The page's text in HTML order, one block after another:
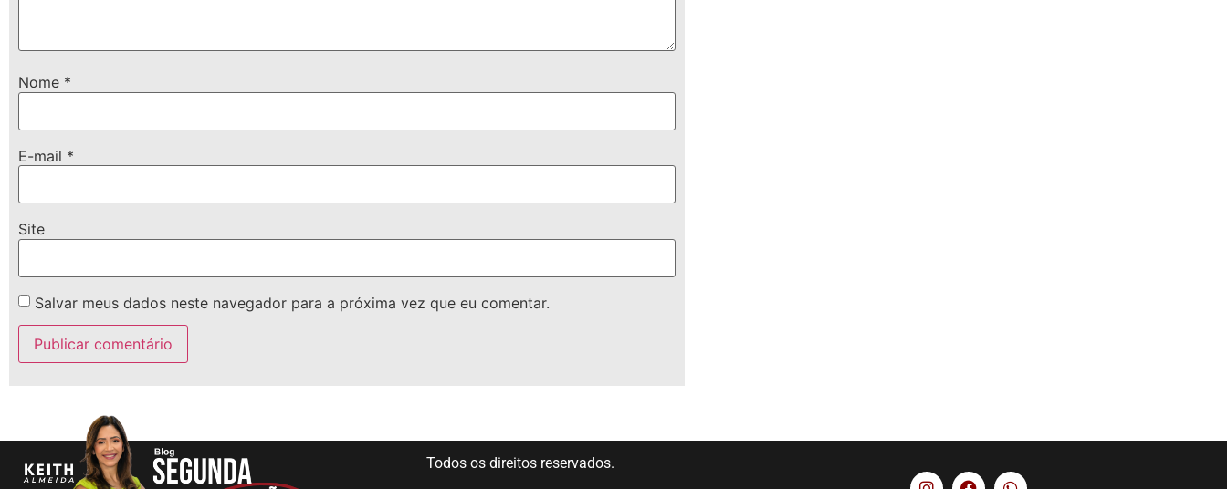
Nome *
E-mail *
Site
Salvar meus dados neste navegador para a próxima vez que eu comentar.
Todos os direitos reservados.